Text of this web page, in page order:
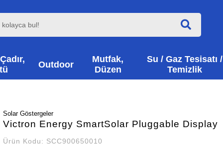
Outdoor
Mutfak,
Düzen
Su / Gaz Tesisatı /
Temizlik
Solar Göstergeler
Victron Energy SmartSolar Pluggable Display
Ürün Kodu: SCC900650010